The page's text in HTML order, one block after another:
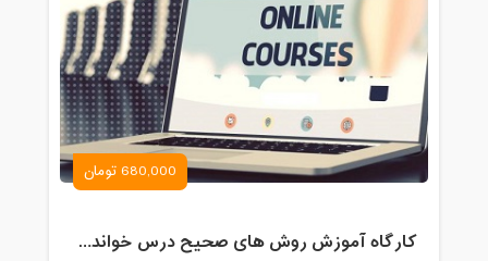
680,000 تومان
کارگاه آموزش روش های صحیح درس خواندن همراه با یادگیری بدون فراموشی